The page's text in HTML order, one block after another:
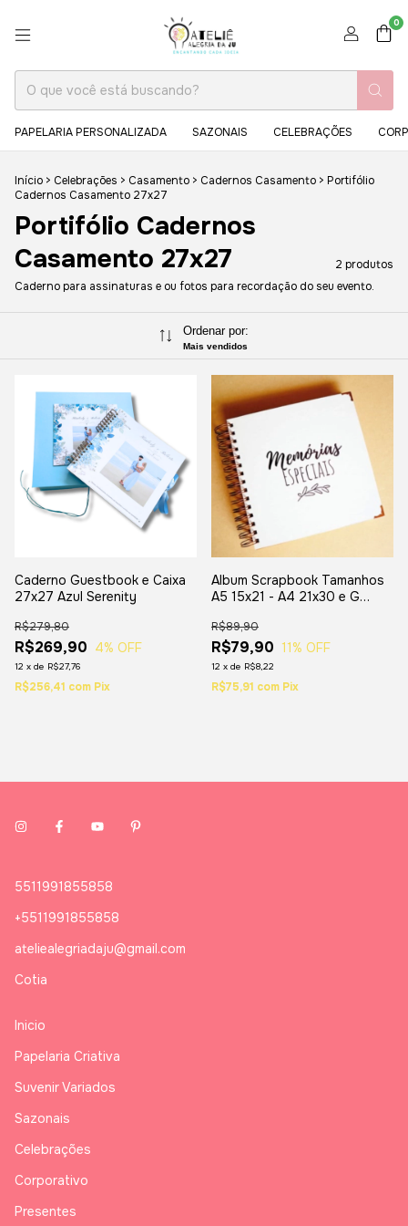
0
PAPELARIA PERSONALIZADA SAZONAIS CELEBRAÇÕES
Início > Celebrações > Casamento > Cadernos Casamento > Portifólio
Cadernos Casamento 27x27
Portifólio Cadernos
Casamento 27x27
2 produtos
Caderno para assinaturas e ou fotos para recordação do seu evento.
Ordenar por:
Mais vendidos
Caderno Guestbook e Caixa
27x27 Azul Serenity
R$269,90
R$279,80
4% OFF
12 x de R$27,76
R$256,41 com Pix
Album Scrapbook Tamanhos
A5 15x21 - A4 21x30 e G
R$79,90
R$89,90
11% OFF
12 x de R$8,22
R$75,91 com Pix
5511991855858
+5511991855858
ateliealegriadaju@gmail.com
Cotia
Inicio
Papelaria Criativa
Suvenir Variados
Sazonais
Celebrações
Corporativo
Presentes